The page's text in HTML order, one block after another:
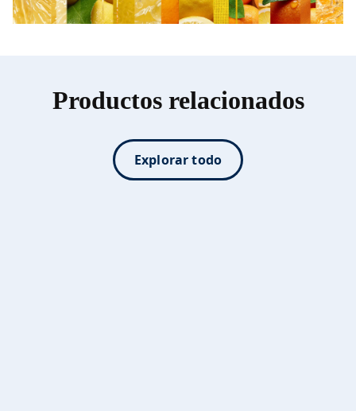
Productos relacionados
Explorar todo